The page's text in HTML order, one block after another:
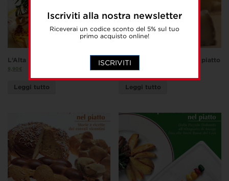
Iscriviti alla nostra newsletter
Riceverai un codice sconto del 5% sul tuo
primo acquisto online!
ISCRIVITI
L’Alta Padovana
9,90€
Leggi tutto
I formaggi del Veneto nel piatto
9,90€
Leggi tutto